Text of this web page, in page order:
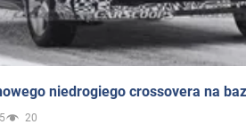
niedrogiego crossovera na
20